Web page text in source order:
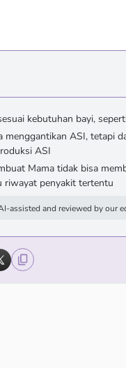
kebutuhan bayi,
menggantikan ASI, tetapi
ASI
Mama tidak bisa
riwayat penyakit tertentu
assisted and reviewed by our